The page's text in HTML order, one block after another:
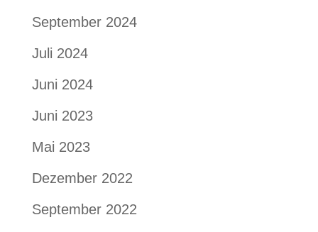
September 2024
Juli 2024
Juni 2024
Juni 2023
Mai 2023
Dezember 2022
September 2022